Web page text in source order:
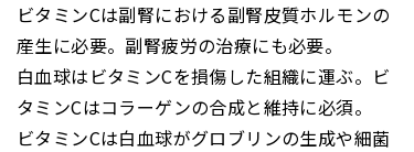
ビタミンCは副腎における副腎皮質ホルモンの
産生に必要。副腎疲労の治療にも必要。
白血球はビタミンCを損傷した組織に運ぶ。ビ
タミンCはコラーゲンの合成と維持に必須。
ビタミンCは白血球がグロブリンの生成や細菌